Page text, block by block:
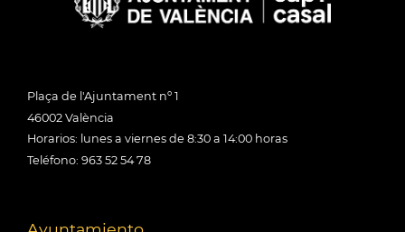
Plaça de l'Ajuntament nº 1
46002 València
Horarios: lunes a viernes de 8:30 a 14:00 horas
Teléfono: 963 52 54 78